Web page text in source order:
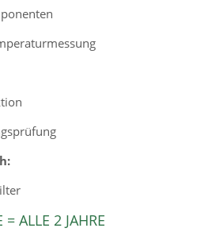
= ALLE 2 JAHRE